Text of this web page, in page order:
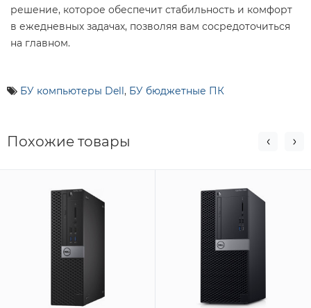
решение, которое обеспечит стабильность и комфорт
в ежедневных задачах, позволяя вам сосредоточиться
на главном.
БУ компьютеры Dell, БУ бюджетные ПК
Похожие товары